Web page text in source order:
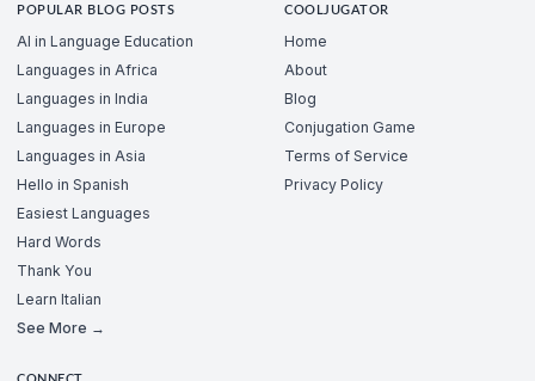
POPULAR BLOG POSTS
AI in Language Education
Languages in Africa
Languages in India
Languages in Europe
Languages in Asia
Hello in Spanish
Easiest Languages
Hard Words
Thank You
Learn Italian
See More →
COOLJUGATOR
Home
About
Blog
Conjugation Game
Terms of Service
Privacy Policy